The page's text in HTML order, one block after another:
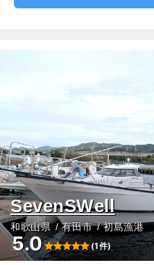
SevenSWell
和歌山県 有田市 初島漁港
5.0 (1件)